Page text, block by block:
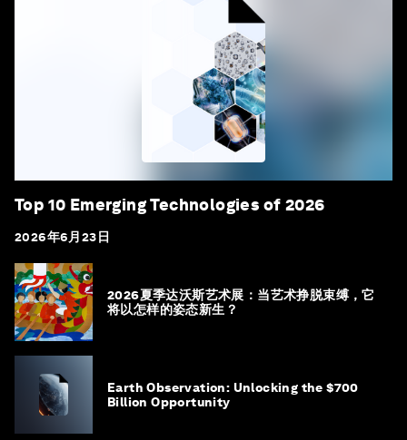
Top 10 Emerging Technologies of 2026
2026年6月23日
2026夏季达沃斯艺术展：当艺术挣脱束缚，它
将以怎样的姿态新生？
Earth Observation: Unlocking the $700
Billion Opportunity